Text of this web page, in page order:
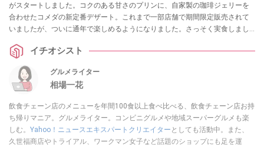
がスタートしました。コクのある甘さのプリンに、自家製の珈琲ジェリーを
合わせたコメダの新定番デザート。これまで一部店舗で期間限定販売されて
いましたが、ついに通年で楽しめるようになりました。さっそく実食しまし
イチオシスト
グルメライター
相場一花
飲食チェーン店のメニューを年間100食以上食べ比べる、飲食チェーン店お持
ち帰りマニア。グルメライター。コンビニグルメや地域スーパーグルメも楽
しむ。 Yahoo！ニュースエキスパートクリエイター としても活動中。また、
久世福商店やトライアル、ワークマン女子など話題のショップにも足を運